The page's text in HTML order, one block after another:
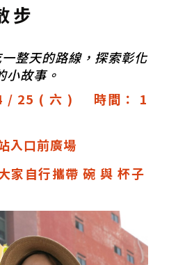
步
整天的路線，探索彰化
小故事。
/ 25 ( 六 )
時間： 1
入口前廣場
自行攜帶 碗 與 杯子